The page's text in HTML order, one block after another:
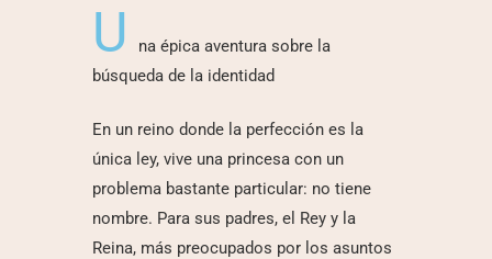
U
na épica aventura sobre la
búsqueda de la identidad
En un reino donde la perfección es la
única ley, vive una princesa con un
problema bastante particular: no tiene
nombre. Para sus padres, el Rey y la
Reina, más preocupados por los asuntos